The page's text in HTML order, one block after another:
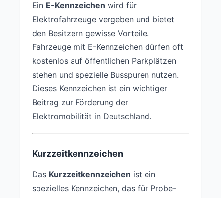
Ein E-Kennzeichen wird für
Elektrofahrzeuge vergeben und bietet
den Besitzern gewisse Vorteile.
Fahrzeuge mit E-Kennzeichen dürfen oft
kostenlos auf öffentlichen Parkplätzen
stehen und spezielle Busspuren nutzen.
Dieses Kennzeichen ist ein wichtiger
Beitrag zur Förderung der
Elektromobilität in Deutschland.
Kurzzeitkennzeichen
Das Kurzzeitkennzeichen ist ein
spezielles Kennzeichen, das für Probe-